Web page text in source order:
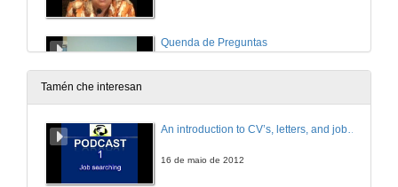
Quenda de Preguntas
Aclarando dúbidas e debatindo sobre temas relacionados
4 de xul. de 2007
Programa Erasmus Mundus
Tamén che interesan
An introduction to CV’s, letters, and job searching
16 de maio de 2012